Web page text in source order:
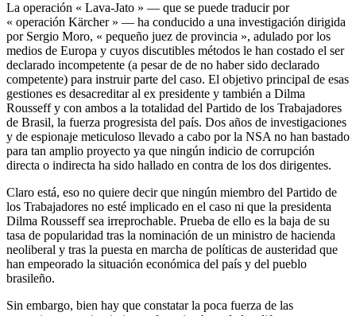
La operación « Lava-Jato » — que se puede traducir por
« operación Kärcher » — ha conducido a una investigación dirigida
por Sergio Moro, « pequeño juez de provincia », adulado por los
medios de Europa y cuyos discutibles métodos le han costado el ser
declarado incompetente (a pesar de de no haber sido declarado
competente) para instruir parte del caso. El objetivo principal de esas
gestiones es desacreditar al ex presidente y también a Dilma
Rousseff y con ambos a la totalidad del Partido de los Trabajadores
de Brasil, la fuerza progresista del país. Dos años de investigaciones
y de espionaje meticuloso llevado a cabo por la NSA no han bastado
para tan amplio proyecto ya que ningún indicio de corrupción
directa o indirecta ha sido hallado en contra de los dos dirigentes.
Claro está, eso no quiere decir que ningún miembro del Partido de
los Trabajadores no esté implicado en el caso ni que la presidenta
Dilma Rousseff sea irreprochable. Prueba de ello es la baja de su
tasa de popularidad tras la nominación de un ministro de hacienda
neoliberal y tras la puesta en marcha de políticas de austeridad que
han empeorado la situación económica del país y del pueblo
brasileño.
Sin embargo, bien hay que constatar la poca fuerza de las